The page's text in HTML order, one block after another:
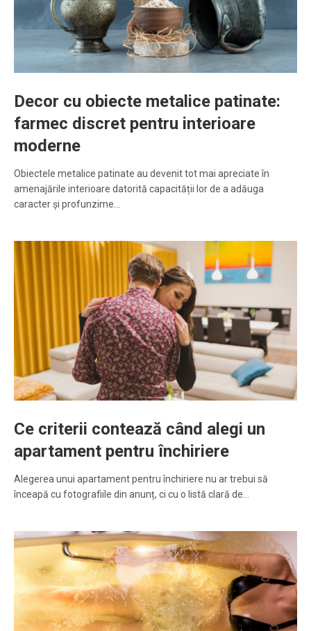
Decor cu obiecte metalice patinate:
farmec discret pentru interioare
moderne
Obiectele metalice patinate au devenit tot mai apreciate în
amenajările interioare datorită capacității lor de a adăuga
caracter și profunzime…
Ce criterii contează când alegi un
apartament pentru închiriere
Alegerea unui apartament pentru închiriere nu ar trebui să
înceapă cu fotografiile din anunț, ci cu o listă clară de…